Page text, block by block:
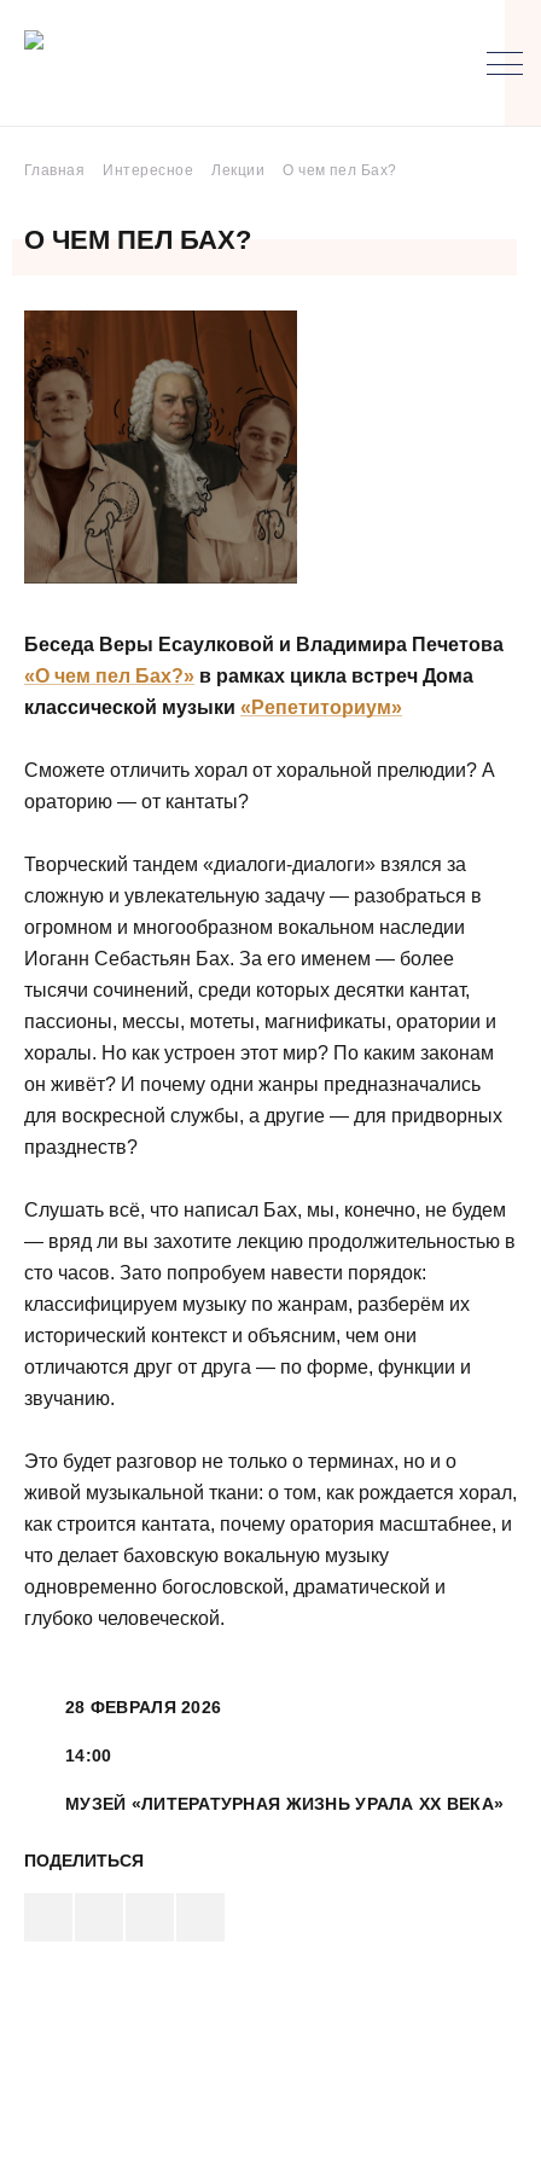
Главная Интересное Лекции О чем пел Бах?
О ЧЕМ ПЕЛ БАХ?
Беседа Веры Есаулковой и Владимира Печетова
«О чем пел Бах?» в рамках цикла встреч Дома
классической музыки «Репетиториум»
Сможете отличить хорал от хоральной прелюдии? А
ораторию — от кантаты?
Творческий тандем «диалоги-диалоги» взялся за
сложную и увлекательную задачу — разобраться в
огромном и многообразном вокальном наследии
Иоганн Себастьян Бах. За его именем — более
тысячи сочинений, среди которых десятки кантат,
пассионы, мессы, мотеты, магнификаты, оратории и
хоралы. Но как устроен этот мир? По каким законам
он живёт? И почему одни жанры предназначались
для воскресной службы, а другие — для придворных
празднеств?
Слушать всё, что написал Бах, мы, конечно, не будем
— вряд ли вы захотите лекцию продолжительностью в
сто часов. Зато попробуем навести порядок:
классифицируем музыку по жанрам, разберём их
исторический контекст и объясним, чем они
отличаются друг от друга — по форме, функции и
звучанию.
Это будет разговор не только о терминах, но и о
живой музыкальной ткани: о том, как рождается хорал,
как строится кантата, почему оратория масштабнее, и
что делает баховскую вокальную музыку
одновременно богословской, драматической и
глубоко человеческой.
28 ФЕВРАЛЯ 2026
14:00
МУЗЕЙ «ЛИТЕРАТУРНАЯ ЖИЗНЬ УРАЛА XX ВЕКА»
ПОДЕЛИТЬСЯ